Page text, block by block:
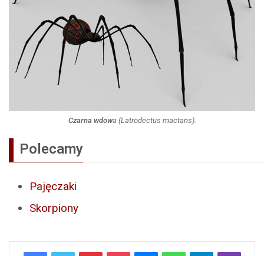
Czarna wdowa (Latrodectus mactans).
Polecamy
Pajęczaki
Skorpiony
PinterestPocket MessengerWhatsAppTelegramViber